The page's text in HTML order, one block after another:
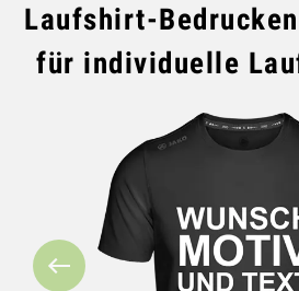
Laufshirt-
für individuelle